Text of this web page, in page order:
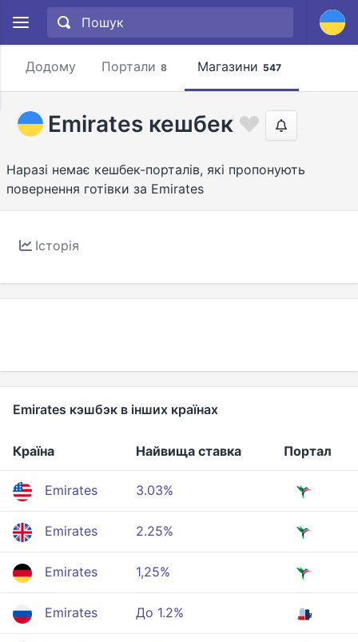
Додому Портали 8 Магазини 547
Emirates кешбек
Наразі немає кешбек-порталів, які пропонують
повернення готівки за Emirates
Історія
Emirates кэшбэк в інших країнах
Країна Найвища ставка Портал
Emirates 3.03%
Emirates 2.25%
Emirates 1,25%
Emirates До 1.2%